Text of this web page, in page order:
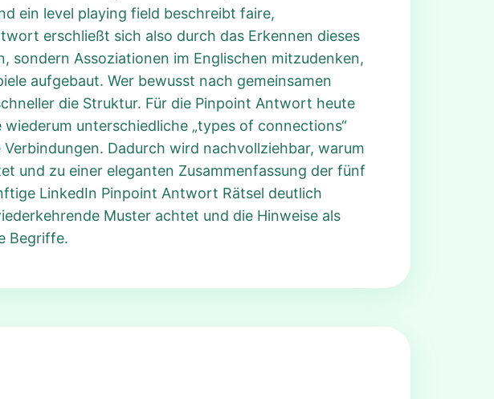
ein level playing field beschreibt faire,
erschließt sich also durch das Erkennen dieses
sondern Assoziationen im Englischen mitzudenken,
aufgebaut. Wer bewusst nach gemeinsamen
die Struktur. Für die Pinpoint Antwort heute
wiederum unterschiedliche „types of connections“
Dadurch wird nachvollziehbar, warum
und zu einer eleganten Zusammenfassung der fünf
LinkedIn Pinpoint Antwort Rätsel deutlich
Muster achtet und die Hinweise als
Begriffe.